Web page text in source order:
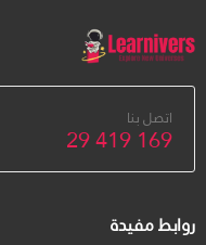
اتصل بنا
29 419 169
روابط مفيدة